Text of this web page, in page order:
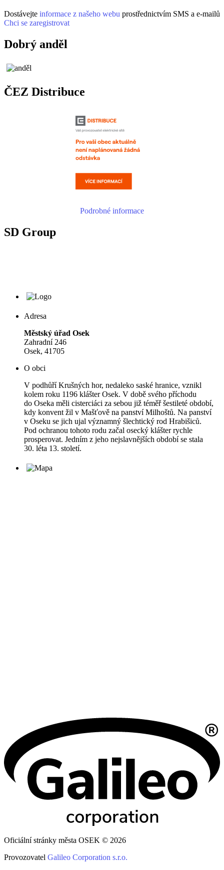
Dostávejte informace z našeho webu prostřednictvím SMS a e-mailů
Chci se zaregistrovat
Dobrý anděl
ČEZ Distribuce
Podrobné informace
SD Group
Adresa
Městský úřad Osek
Zahradní 246
Osek, 41705
O obci
V podhůří Krušných hor, nedaleko saské hranice, vznikl
kolem roku 1196 klášter Osek. V době svého příchodu
do Oseka měli cisterciáci za sebou již téměř šestileté období,
kdy konvent žil v Mašťově na panství Milhoštů. Na panství
v Oseku se jich ujal významný šlechtický rod Hrabišiců.
Pod ochranou tohoto rodu začal osecký klášter rychle
prosperovat. Jedním z jeho nejslavnějších období se stala
30. léta 13. století.
Oficiální stránky města OSEK © 2026
Provozovatel Galileo Corporation s.r.o.